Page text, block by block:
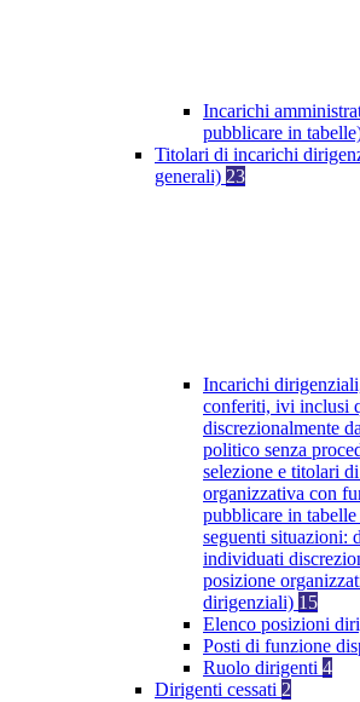
Incarichi
pubblicare in
Titolari di incarichi
generali) 23
Incarichi
conferiti, ivi inclusi
discrezionalmente
politico senza
selezione e titolari
organizzativa con
pubblicare in
seguenti situazioni:
individuati
posizione
dirigenziali) 15
Elenco posizioni
Posti di funzione
Ruolo dirigenti 4
Dirigenti cessati 2